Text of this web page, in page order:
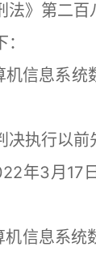
》第二
息系统
执行以前
年3月17
息系统